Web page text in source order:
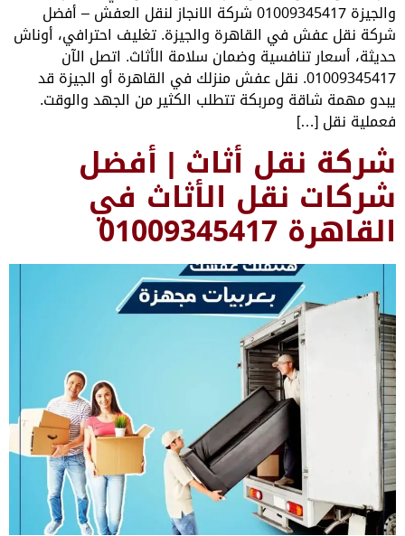
والجيزة 01009345417 شركة الانجاز لنقل العفش – أفضل
القاهرة والجيزة. تغليف احترافي، أوناش
وضمان سلامة الأثاث. اتصل الآن
نقل عفش منزلك في القاهرة أو الجيزة قد
ومربكة تتطلب الكثير من الجهد والوقت.
أثاث | أفضل
الأثاث في